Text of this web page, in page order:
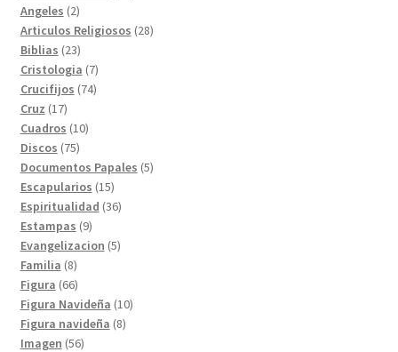
Angeles 22
productos
Articulos Religiosos 2828
Biblias 2323
productos
Cristologia 77
productos
Crucifijos 7474
Cruz 1717
productos
Cuadros 1010
Discos 7575
productos
Documentos Papales 55
Escapularios 1515
productos
Espiritualidad 3636
Estampas 99
productos
Evangelizacion 55
Familia 88
productos
Figura 6666
productos
Figura Navideña 1010
Figura navideña 88
Imagen 5656